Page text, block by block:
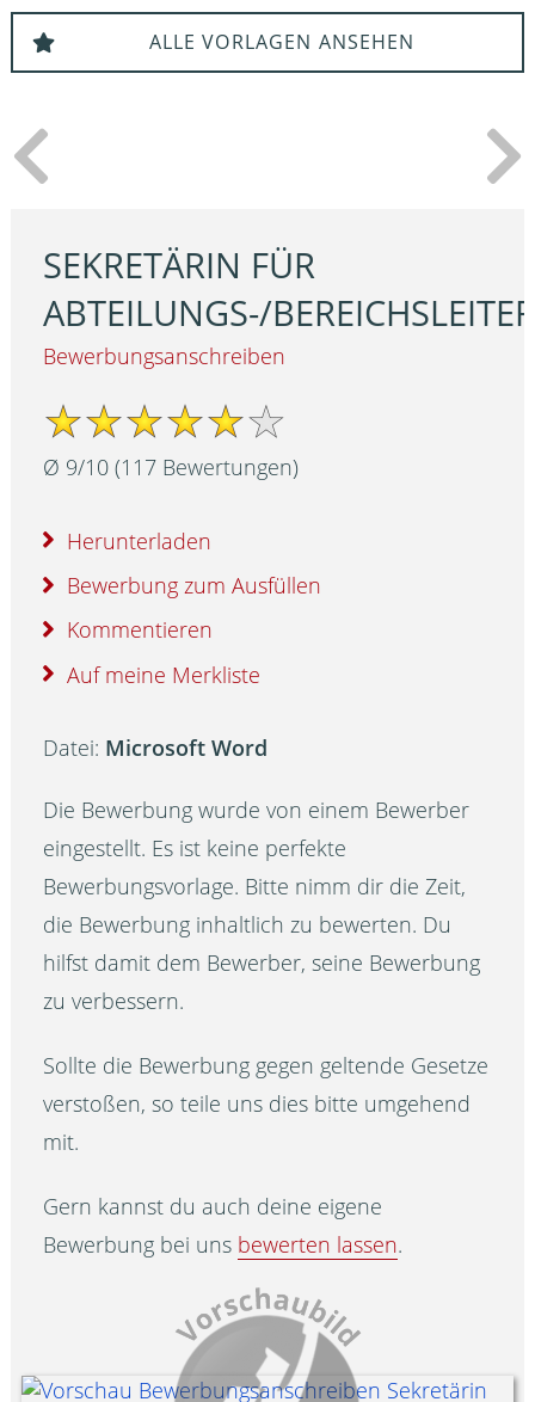
ALLE VORLAGEN ANSEHEN
SEKRETÄRIN FÜR
ABTEILUNGS-/
Bewerbungsanschreiben
Ø 9/10 (117 Bewertungen)
Herunterladen
Bewerbung zum Ausfüllen
Kommentieren
Auf meine Merkliste
Datei: Microsoft Word
Die Bewerbung wurde von einem Bewerber
eingestellt. Es ist keine perfekte
Bewerbungsvorlage. Bitte nimm dir die Zeit,
die Bewerbung inhaltlich zu bewerten. Du
hilfst damit dem Bewerber, seine Bewerbung
zu verbessern.
Sollte die Bewerbung gegen geltende Gesetze
verstoßen, so teile uns dies bitte umgehend
mit.
Gern kannst du auch deine eigene
Bewerbung bei uns bewerten lassen.